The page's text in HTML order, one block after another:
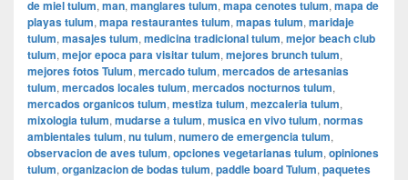
de miel tulum, man, manglares tulum, mapa cenotes tulum, mapa de
playas tulum, mapa restaurantes tulum, mapas tulum, maridaje
tulum, masajes tulum, medicina tradicional tulum, mejor beach club
tulum, mejor epoca para visitar tulum, mejores brunch tulum,
mejores fotos Tulum, mercado tulum, mercados de artesanias
tulum, mercados locales tulum, mercados nocturnos tulum,
mercados organicos tulum, mestiza tulum, mezcaleria tulum,
mixologia tulum, mudarse a tulum, musica en vivo tulum, normas
ambientales tulum, nu tulum, numero de emergencia tulum,
observacion de aves tulum, opciones vegetarianas tulum, opiniones
tulum, organizacion de bodas tulum, paddle board Tulum, paquetes